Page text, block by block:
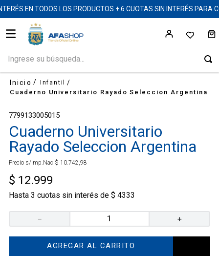
EN TODOS LOS PRODUCTOS + 6 CUOTAS SIN INTERÉS
Infantil
Cuaderno Universitario Rayado Seleccion Argentina
7799133005015
Cuaderno Universitario
Rayado Seleccion Argentina
Precio s/Imp.Nac $ 10 742 98
$ 12.999
Hasta 3 cuotas sin interés de $ 4333
＋
－
AGREGAR AL CARRITO